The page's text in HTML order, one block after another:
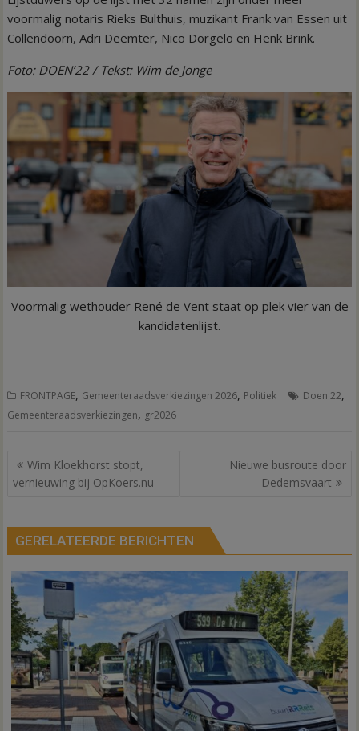
voormalig notaris Rieks Bulthuis, muzikant Frank van Essen uit
Collendoorn, Adri Deemter, Nico Dorgelo en Henk Brink.
Foto: DOEN’22 / Tekst: Wim de Jonge
Voormalig wethouder René de Vent staat op plek vier van de
kandidatenlijst.
FRONTPAGE, Gemeenteraadsverkiezingen 2026, Politiek Doen'22,
Gemeenteraadsverkiezingen, gr2026
Bericht
navigatie
Wim Kloekhorst stopt,
vernieuwing bij OpKoers.nu
Nieuwe busroute door
Dedemsvaart
GERELATEERDE BERICHTEN